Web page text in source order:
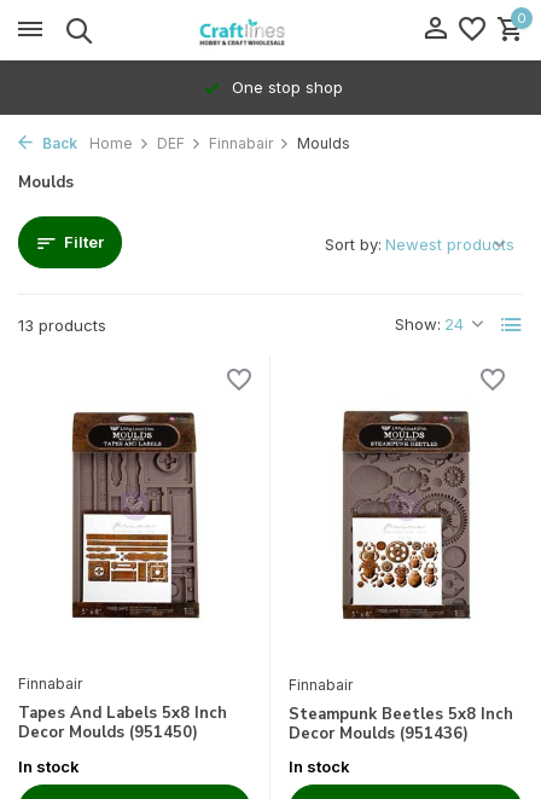
0
One stop shop
Back Home DEF Finnabair Moulds
Moulds
Filter
13 products Show:
Sort by:
Finnabair
Tapes And Labels 5x8 Inch
Decor Moulds (951450)
In stock
Finnabair
Steampunk Beetles 5x8 Inch
Decor Moulds (951436)
In stock